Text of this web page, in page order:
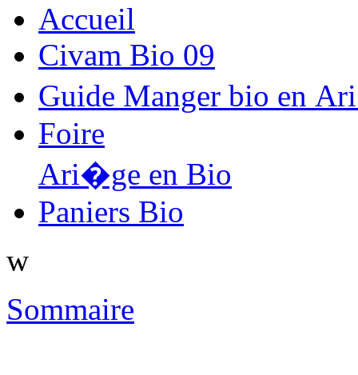
Accueil
Civam Bio 09
Guide Manger bio en
Foire
Ari�ge en Bio
Paniers Bio
w
Sommaire